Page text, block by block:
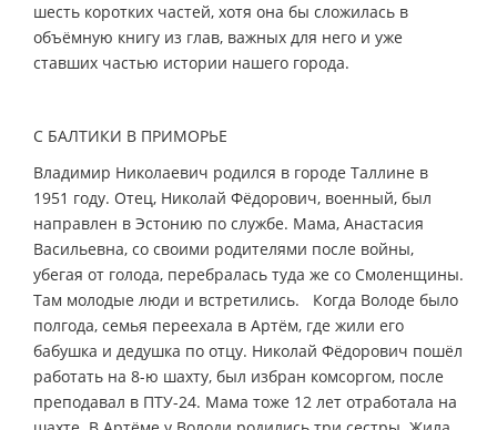
шесть коротких частей, хотя она бы сложилась в
объёмную книгу из глав, важных для него и уже
ставших частью истории нашего города.
С БАЛТИКИ В ПРИМОРЬЕ
Владимир Николаевич родился в городе Таллине в
1951 году. Отец, Николай Фёдорович, военный, был
направлен в Эстонию по службе. Мама, Анастасия
Васильевна, со своими родителями после войны,
убегая от голода, перебралась туда же со Cмоленщины.
Там молодые люди и встретились. Когда Володе было
полгода, семья переехала в Артём, где жили его
бабушка и дедушка по отцу. Николай Фёдорович пошёл
работать на 8-ю шахту, был избран комсоргом, после
преподавал в ПТУ-24. Мама тоже 12 лет отработала на